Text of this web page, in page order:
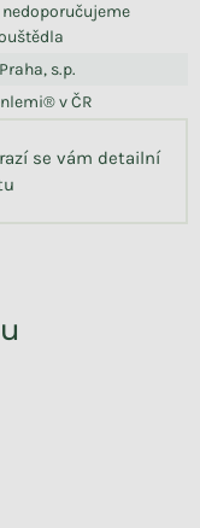
s.p.
v ČR
se vám detailní